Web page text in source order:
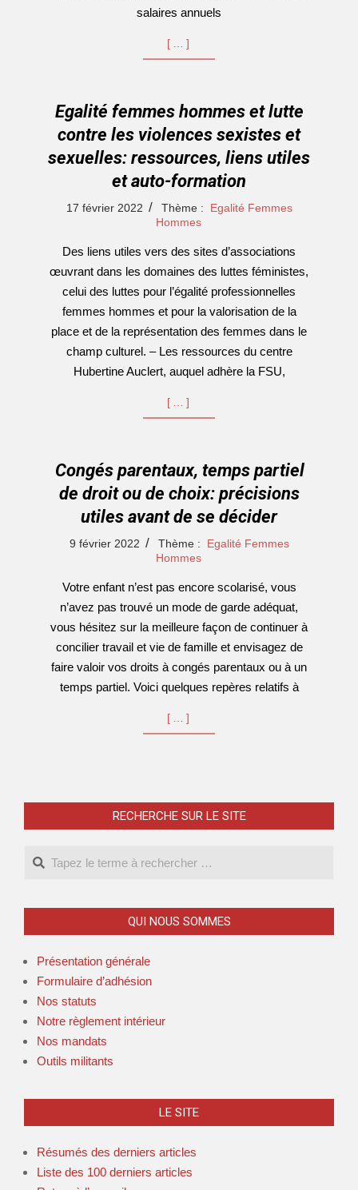
salaires annuels
[…]
Egalité femmes hommes et lutte
contre les violences sexistes et
sexuelles: ressources, liens utiles
et auto-formation
2022-17 février 2022 Thème :
Egalité Femmes
Hommes
Des liens utiles vers des sites d’associations
œuvrant dans les domaines des luttes féministes,
celui des luttes pour l’égalité professionnelles
femmes hommes et pour la valorisation de la
place et de la représentation des femmes dans le
champ culturel. – Les ressources du centre
Hubertine Auclert, auquel adhère la FSU,
[…]
Congés parentaux, temps partiel
de droit ou de choix: précisions
utiles avant de se décider
2022-9 février 2022 Thème :
Egalité Femmes
Hommes
Votre enfant n’est pas encore scolarisé, vous
n’avez pas trouvé un mode de garde adéquat,
vous hésitez sur la meilleure façon de continuer à
concilier travail et vie de famille et envisagez de
faire valoir vos droits à congés parentaux ou à un
temps partiel. Voici quelques repères relatifs à
[…]
RECHERCHE SUR LE SITE
Search
QUI NOUS SOMMES
Présentation générale
Formulaire d’adhésion
Nos statuts
Notre règlement intérieur
Nos mandats
Outils militants
LE SITE
Résumés des derniers articles
Liste des 100 derniers articles